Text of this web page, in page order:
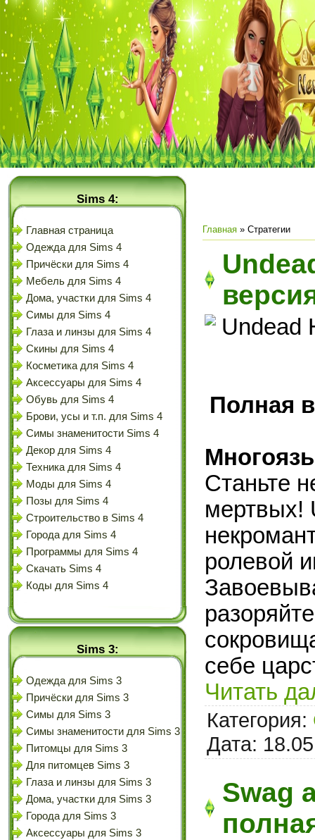
Sims 4:
Главная страница
Одежда для Sims 4
Причёски для Sims 4
Мебель для Sims 4
Дома, участки для Sims 4
Симы для Sims 4
Глаза и линзы для Sims 4
Скины для Sims 4
Косметика для Sims 4
Аксессуары для Sims 4
Обувь для Sims 4
Брови, усы и т.п. для Sims 4
Симы знаменитости Sims 4
Декор для Sims 4
Техника для Sims 4
Моды для Sims 4
Позы для Sims 4
Строительство в Sims 4
Города для Sims 4
Программы для Sims 4
Скачать Sims 4
Коды для Sims 4
Sims 3:
Одежда для Sims 3
Причёски для Sims 3
Симы для Sims 3
Симы знаменитости для Sims 3
Питомцы для Sims 3
Для питомцев Sims 3
Глаза и линзы для Sims 3
Дома, участки для Sims 3
Города для Sims 3
Аксессуары для Sims 3
Главная » Стратегии
Полная
Станьте
мертвых!
ролевой
себе
Читать
Категория:
Дата:
Swag